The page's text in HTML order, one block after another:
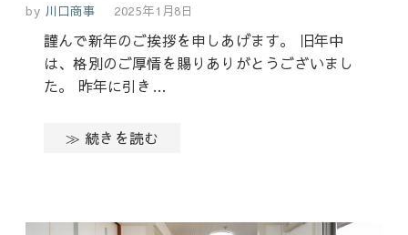
by 川口商事 2025年1月8日
謹んで新年のご挨拶を申しあげます。 旧年中
は、格別のご厚情を賜りありがとうございまし
た。 昨年に引き…
≫ 続きを読む